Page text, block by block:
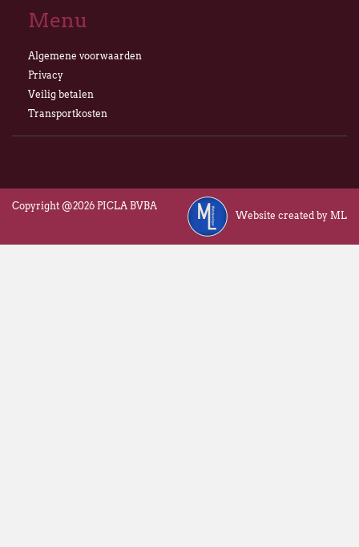
Menu
Algemene voorwaarden
Privacy
Veilig betalen
Transportkosten
Copyright @2026 PICLA BVBA
Website created by ML